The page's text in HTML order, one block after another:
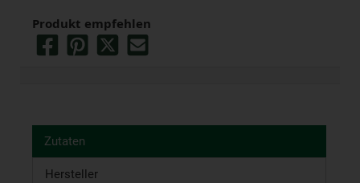
Produkt empfehlen
Zutaten
Hersteller